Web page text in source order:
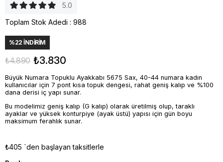
5.0
Toplam Stok Adedi : 988
%22 İNDIRIM
₺4.890 ₺3.830
Büyük Numara Topuklu Ayakkabı 5675 Sax, 40-44 numara kadın
kullanıcılar için 7 pont kısa topuk dengesi, rahat geniş kalıp ve %100
dana derisi iç yapı sunar.
Bu modelimiz geniş kalıp (G kalıp) olarak üretilmiş olup, taraklı
ayaklar ve yüksek konturpiye (ayak üstü) yapısı için gün boyu
maksimum ferahlık sunar.
₺405 `den başlayan taksitlerle